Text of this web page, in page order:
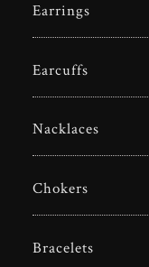
Earrings
Earcuffs
Nacklaces
Chokers
Bracelets